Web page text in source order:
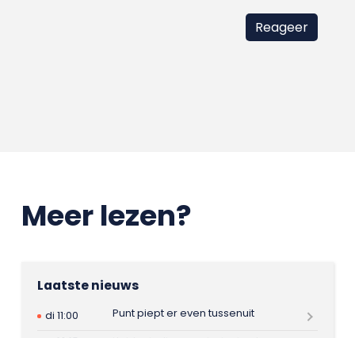
Meer lezen?
Laatste nieuws
di 11:00
Punt piept er even tussenuit